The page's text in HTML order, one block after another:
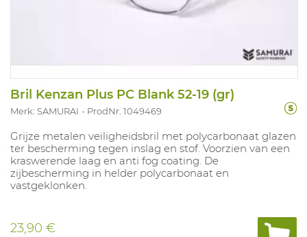
Bril Kenzan Plus PC Blank 52-19 (gr)
Merk: SAMURAI ProdNr. 1049469
Grijze metalen veiligheidsbril met polycarbonaat glazen
ter bescherming tegen inslag en stof. Voorzien van een
kraswerende laag en anti fog coating. De
zijbescherming in helder polycarbonaat en
vastgeklonken.
23,90 €